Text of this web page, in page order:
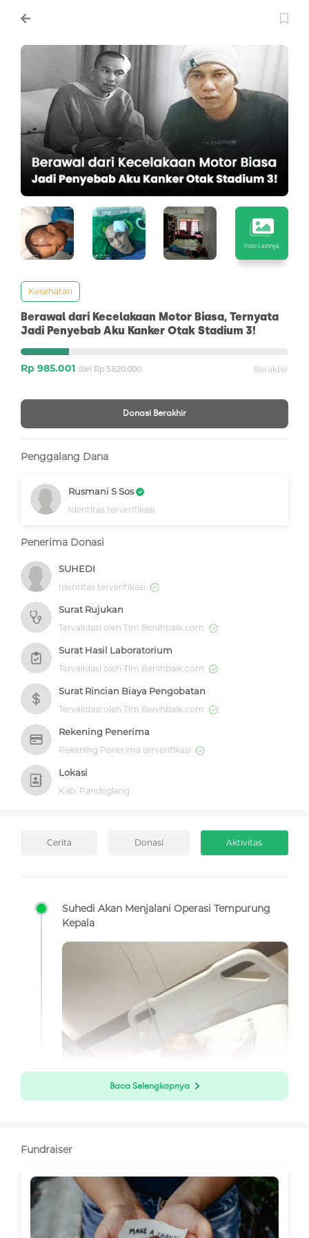
Foto Lainnya
Kesehatan
Berawal dari Kecelakaan Motor Biasa, Ternyata
Jadi Penyebab Aku Kanker Otak Stadium 3!
Rp 985.001 dari Rp 5.620.000 Berakhir
Donasi Berakhir
Penggalang Dana
Rusmani S Sos
Identitas terverifikasi
Penerima Donasi
SUHEDI
Identitas terverifikasi
Surat Rujukan
Tervalidasi oleh Tim Benihbaik.com
Surat Hasil Laboratorium
Tervalidasi oleh Tim Benihbaik.com
Surat Rincian Biaya Pengobatan
Tervalidasi oleh Tim Benihbaik.com
Rekening Penerima
Rekening Penerima terverifikasi
Lokasi
Kab. Pandeglang
Cerita Donasi Aktivitas
Suhedi Akan Menjalani Operasi Tempurung
Kepala
Baca Selengkapnya
Fundraiser